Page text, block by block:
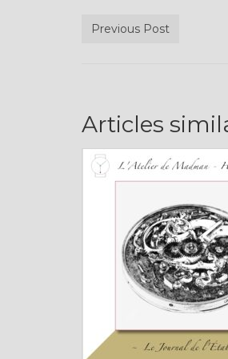
Previous Post
Articles